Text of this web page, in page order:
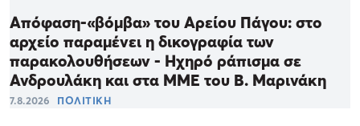
Απόφαση-«βόμβα» του Αρείου Πάγου: στο
αρχείο παραμένει η δικογραφία των
παρακολουθήσεων - Ηχηρό ράπισμα σε
Ανδρουλάκη και στα ΜΜΕ του Β. Μαρινάκη
7.8.2026 ΠΟΛΙΤΙΚΗ